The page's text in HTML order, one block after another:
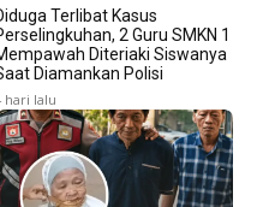
Terlibat Kasus
2 Guru SMKN 1
Diteriaki Siswanya
Diamankan Polisi
hari lalu